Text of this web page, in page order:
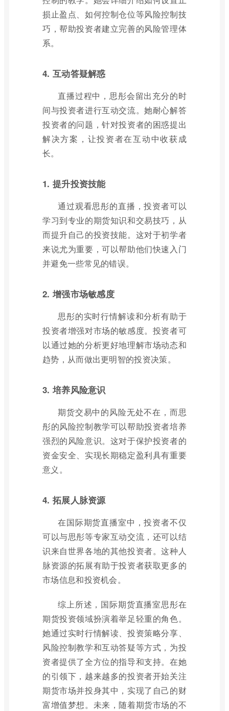
损止盈点、如何控制仓位等风险控制技
巧，帮助投资者建立完善的风险管理体
系。
4. 互动答疑解惑
直播过程中，思彤会留出充分的时
间与投资者进行互动交流。她耐心解答
投资者的问题，针对投资者的困惑提出
解决方案，让投资者在互动中收获成
长。
1. 提升投资技能
通过观看思彤的直播，投资者可以
学习到专业的期货知识和交易技巧，从
而提升自己的投资技能。这对于初学者
来说尤为重要，可以帮助他们快速入门
并避免一些常见的错误。
2. 增强市场敏感度
思彤的实时行情解读和分析有助于
投资者增强对市场的敏感度。投资者可
以通过她的分析更好地理解市场动态和
趋势，从而做出更明智的投资决策。
3. 培养风险意识
期货交易中的风险无处不在，而思
彤的风险控制教学可以帮助投资者培养
强烈的风险意识。这对于保护投资者的
资金安全、实现长期稳定盈利具有重要
意义。
4. 拓展人脉资源
在国际期货直播室中，投资者不仅
可以与思彤等专家互动交流，还可以结
识来自世界各地的其他投资者。这种人
脉资源的拓展有助于投资者获取更多的
市场信息和投资机会。
综上所述，国际期货直播室思彤在
期货投资领域扮演着举足轻重的角色。
她通过实时行情解读、投资策略分享、
风险控制教学和互动答疑等方式，为投
资者提供了全方位的指导和支持。在她
的引领下，越来越多的投资者开始关注
期货市场并投身其中，实现了自己的财
富增值梦想。未来，随着期货市场的不